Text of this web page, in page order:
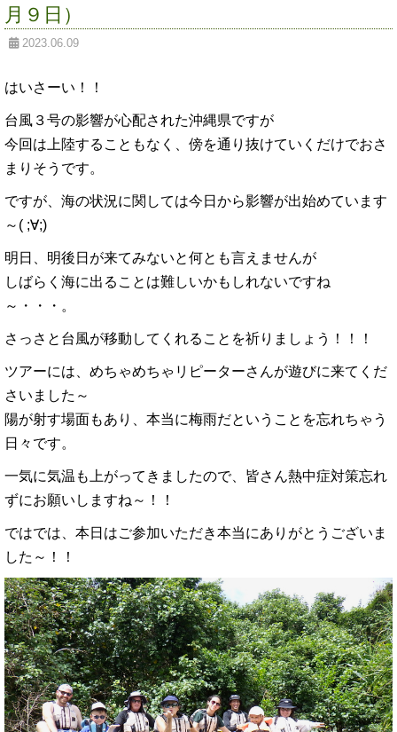
月９日）
2023.06.09
はいさーい！！
台風３号の影響が心配された沖縄県ですが
今回は上陸することもなく、傍を通り抜けていくだけでおさ
まりそうです。
ですが、海の状況に関しては今日から影響が出始めています
～( ;∀;)
明日、明後日が来てみないと何とも言えませんが
しばらく海に出ることは難しいかもしれないですね
～・・・。
さっさと台風が移動してくれることを祈りましょう！！！
ツアーには、めちゃめちゃリピーターさんが遊びに来てくだ
さいました～
陽が射す場面もあり、本当に梅雨だということを忘れちゃう
日々です。
一気に気温も上がってきましたので、皆さん熱中症対策忘れ
ずにお願いしますね～！！
ではでは、本日はご参加いただき本当にありがとうございま
した～！！